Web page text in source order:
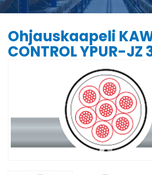
Ohjauskaapeli
CONTROL YPUR-JZ